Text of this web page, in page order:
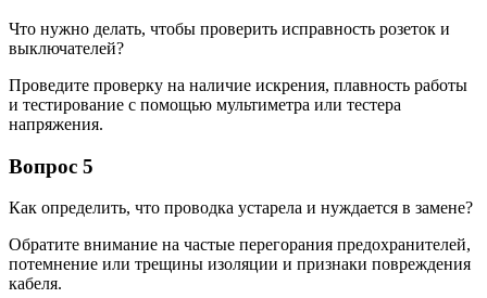
Что нужно делать, чтобы проверить исправность розеток и
выключателей?
Проведите проверку на наличие искрения, плавность работы
и тестирование с помощью мультиметра или тестера
напряжения.
Вопрос 5
Как определить, что проводка устарела и нуждается в замене?
Обратите внимание на частые перегорания предохранителей,
потемнение или трещины изоляции и признаки повреждения
кабеля.